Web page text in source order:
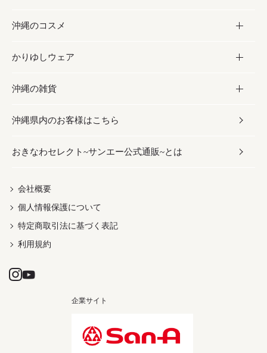
沖縄そば／乾麺
レトルト食品
乾物／粉類
塩
お酢／ドレッシング
しょうゆ
みそ
だし／スパイス／島唐辛子
黒糖
ちんすこう
伝統菓子
スナック
おつまみ
紅芋
お酒・ドリンク
泡盛
ビール・チューハイ
ワイン・ウィスキー・カクテル
ドリンク
茶葉
沖縄のコスメ
コスメ
スキンケア
ボディケア
ヘアケア
UVケア
かりゆしウェア
かりゆしウェア
メンズ
レディース
沖縄の雑貨
雑貨
沖縄ファッション
伝統工芸品
沖縄県内のお客様はこちら
おきなわセレクト~サンエー公式通販~とは
会社概要
個人情報保護について
特定商取引法に基づく表記
利用規約
企業サイト